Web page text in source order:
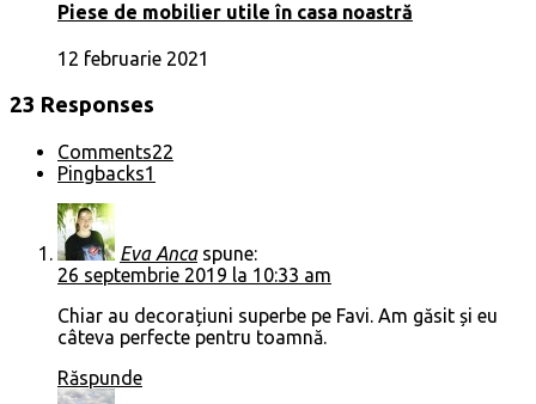
Piese de mobilier utile în casa noastră
12 februarie 2021
23 Responses
Comments22
Pingbacks1
Eva Anca spune:
26 septembrie 2019 la 10:33 am
Chiar au decorațiuni superbe pe Favi. Am găsit și eu
câteva perfecte pentru toamnă.
Răspunde